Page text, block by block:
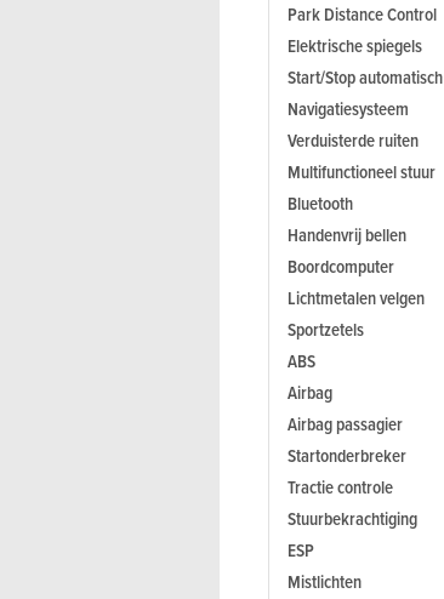
Park Distance Control
Elektrische spiegels
Start/Stop automatisch
Navigatiesysteem
Verduisterde ruiten
Multifunctioneel stuur
Bluetooth
Handenvrij bellen
Boordcomputer
Lichtmetalen velgen
Sportzetels
ABS
Airbag
Airbag passagier
Startonderbreker
Tractie controle
Stuurbekrachtiging
ESP
Mistlichten